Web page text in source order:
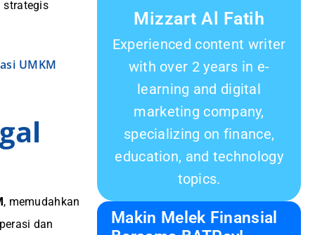
strategis
UMKM
, memudahkan
dan
Mizzart Al Fatih
Experienced content writer
with over 2 years in e-
learning and digital
marketing company,
specializing on finance,
education, and technology
topics.
Makin Melek Finansial